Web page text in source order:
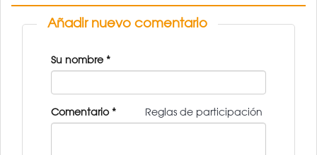
Añadir nuevo comentario
Su nombre *
Reglas de participación
Comentario*